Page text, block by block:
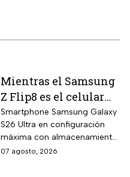
Mientras el Samsung
Z Flip8 es el celular
más esperado,
Walmart está
rematando el Galaxy
S26 Ultra de 1TB a
Smartphone Samsung Galaxy
S26 Ultra en configuración
máxima con almacenamiento
UFS 4.1 de 1 terabyte, memoria
07 agosto, 2026